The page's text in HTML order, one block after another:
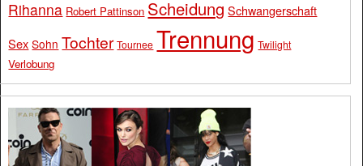
Rihanna Robert Pattinson Scheidung Schwangerschaft
Sex Sohn Tochter Tournee Trennung Twilight
Verlobung